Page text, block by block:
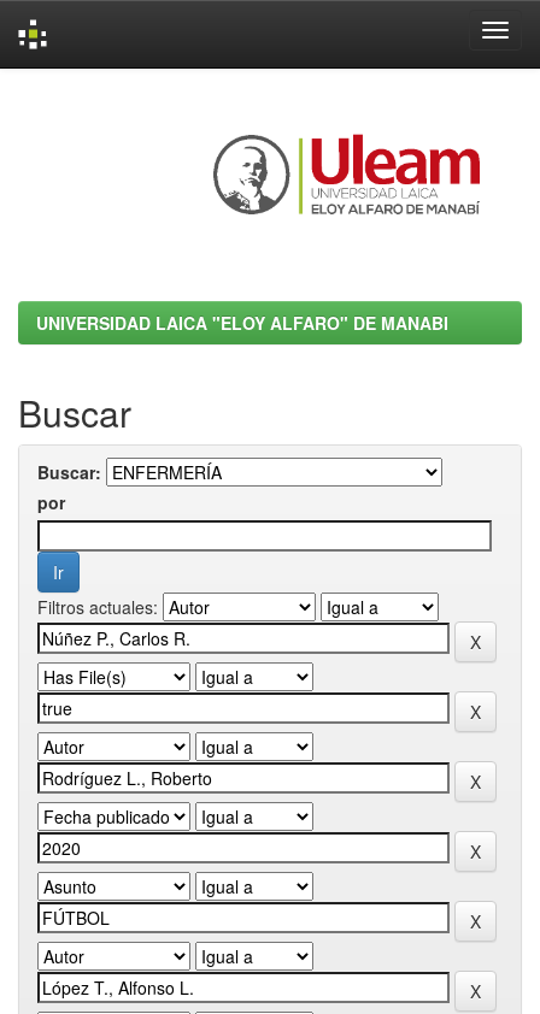
UNIVERSIDAD LAICA "ELOY ALFARO" DE MANABI
Buscar
Buscar:
por
Filtros actuales: